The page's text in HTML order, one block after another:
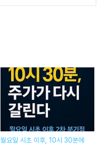
월요일 시초 이후, 10시 30분에